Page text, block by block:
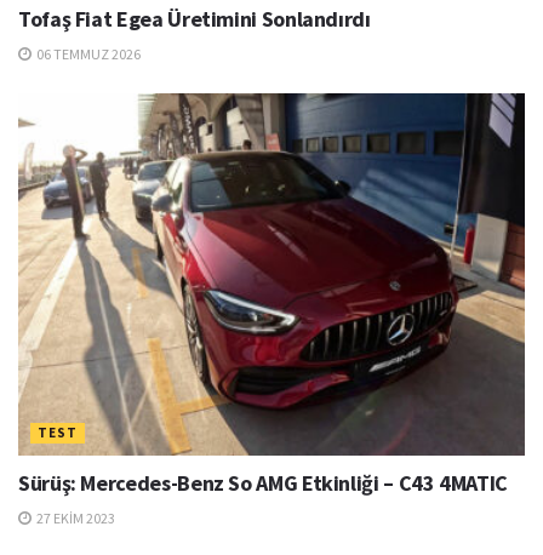
Tofaş Fiat Egea Üretimini Sonlandırdı
06 TEMMUZ 2026
TEST
Sürüş: Mercedes-Benz So AMG Etkinliği – C43 4MATIC
27 EKIM 2023